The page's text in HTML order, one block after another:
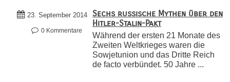
23. September 2014
0 Kommentare
Sechs russische Mythen über den
Hitler-Stalin-Pakt
Während der ersten 21 Monate des
Zweiten Weltkrieges waren die
Sowjetunion und das Dritte Reich
de facto verbündet. 50 Jahre ...